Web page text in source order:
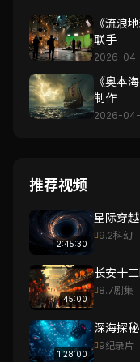
《流浪
联手
2026-
《奥本
制作
2026-
推荐视频
2:45:30
星际穿
9.2科幻
45:00
长安十
8.7剧集
1:28:00
深海探秘
9纪录片